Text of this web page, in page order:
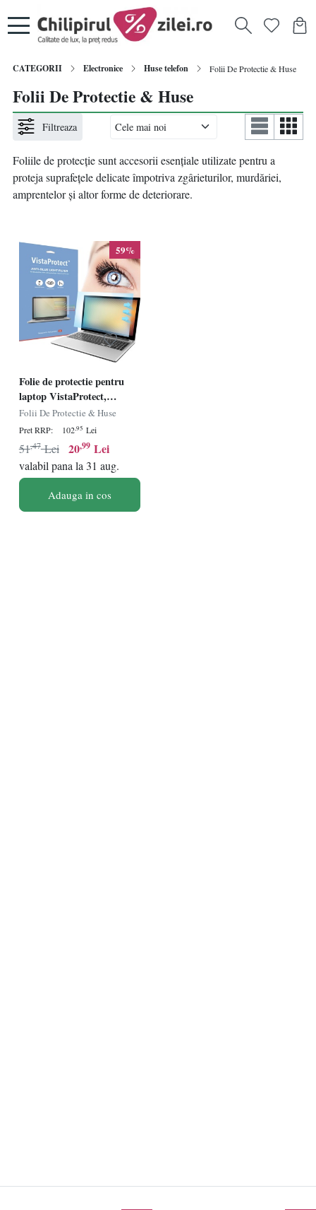
CATEGORII Electronice Huse telefon Folii De Protectie & Huse
Folii De Protectie & Huse
Filtreaza
Foliile de protecție sunt accesorii esențiale utilizate pentru a
proteja suprafețele delicate împotriva zgârieturilor, murdăriei,
amprentelor și altor forme de deteriorare.
59%
Folie de protectie pentru
laptop VistaProtect,
policarbonat, transparent,
13,3 inchi
Folii De Protectie & Huse
Pret RRP: 102,95 Lei
20,99 Lei
51,47 Lei
valabil pana la 31 aug.
Adauga in cos